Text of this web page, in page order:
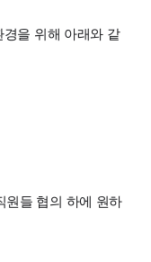
을 위해 아래와 같
원들 협의 하에 원하